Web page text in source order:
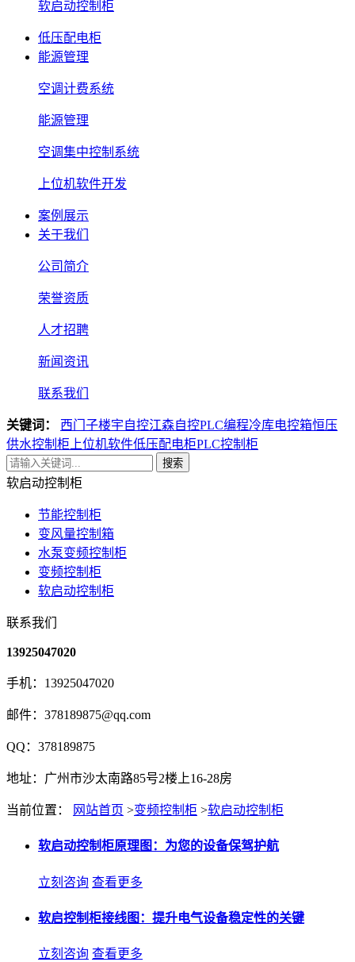
软启动控制柜
低压配电柜
能源管理
空调计费系统
能源管理
空调集中控制系统
上位机软件开发
案例展示
关于我们
公司简介
荣誉资质
人才招聘
新闻资讯
联系我们
关键词： 西门子楼宇自控江森自控PLC编程冷库电控箱恒压
供水控制柜 上位机软件低压配电柜PLC控制柜
搜索
软启动控制柜
节能控制柜
变风量控制箱
水泵变频控制柜
变频控制柜
软启动控制柜
联系我们
13925047020
手机：13925047020
邮件：378189875@qq.com
QQ：378189875
地址：广州市沙太南路85号2楼上16-28房
当前位置： 网站首页 >变频控制柜 >软启动控制柜
软启动控制柜原理图：为您的设备保驾护航
立刻咨询 查看更多
软启控制柜接线图：提升电气设备稳定性的关键
立刻咨询 查看更多